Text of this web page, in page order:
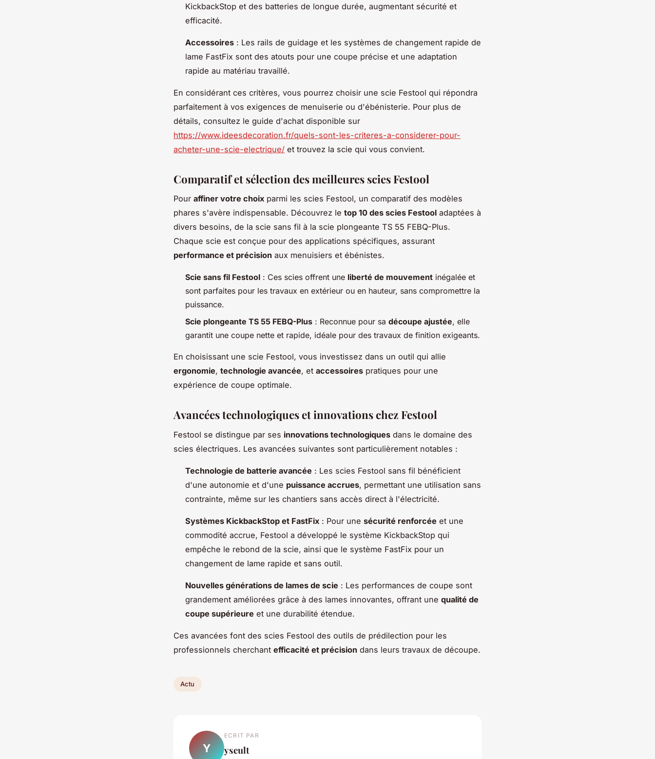
KickbackStop et des batteries de longue durée, augmentant sécurité et
efficacité.
Accessoires : Les rails de guidage et les systèmes de changement rapide de
lame FastFix sont des atouts pour une coupe précise et une adaptation
rapide au matériau travaillé.
En considérant ces critères, vous pourrez choisir une scie Festool qui répondra
parfaitement à vos exigences de menuiserie ou d'ébénisterie. Pour plus de
détails, consultez le guide d'achat disponible sur
https://www.ideesdecoration.fr/quels-sont-les-criteres-a-considerer-pour-
acheter-une-scie-electrique/ et trouvez la scie qui vous convient.
Comparatif et sélection des meilleures scies Festool
Pour affiner votre choix parmi les scies Festool, un comparatif des modèles
phares s'avère indispensable. Découvrez le top 10 des scies Festool adaptées à
divers besoins, de la scie sans fil à la scie plongeante TS 55 FEBQ-Plus.
Chaque scie est conçue pour des applications spécifiques, assurant
performance et précision aux menuisiers et ébénistes.
Scie sans fil Festool : Ces scies offrent une liberté de mouvement inégalée et
sont parfaites pour les travaux en extérieur ou en hauteur, sans compromettre la
puissance.
Scie plongeante TS 55 FEBQ-Plus : Reconnue pour sa découpe ajustée, elle
garantit une coupe nette et rapide, idéale pour des travaux de finition exigeants.
En choisissant une scie Festool, vous investissez dans un outil qui allie
ergonomie, technologie avancée, et accessoires pratiques pour une
expérience de coupe optimale.
Avancées technologiques et innovations chez Festool
Festool se distingue par ses innovations technologiques dans le domaine des
scies électriques. Les avancées suivantes sont particulièrement notables :
Technologie de batterie avancée : Les scies Festool sans fil bénéficient
d'une autonomie et d'une puissance accrues, permettant une utilisation sans
contrainte, même sur les chantiers sans accès direct à l'électricité.
Systèmes KickbackStop et FastFix : Pour une sécurité renforcée et une
commodité accrue, Festool a développé le système KickbackStop qui
empêche le rebond de la scie, ainsi que le système FastFix pour un
changement de lame rapide et sans outil.
Nouvelles générations de lames de scie : Les performances de coupe sont
grandement améliorées grâce à des lames innovantes, offrant une qualité de
coupe supérieure et une durabilité étendue.
Ces avancées font des scies Festool des outils de prédilection pour les
professionnels cherchant efficacité et précision dans leurs travaux de découpe.
Actu
Y
ECRIT PAR
yseult